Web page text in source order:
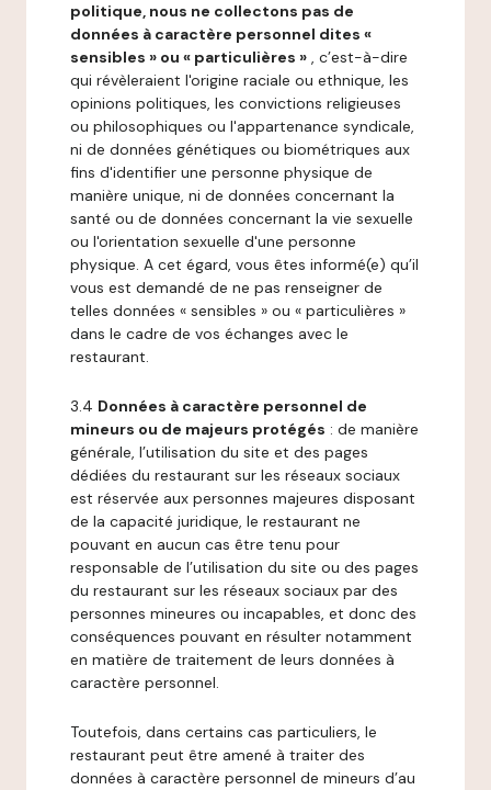
politique, nous ne collectons pas de
données à caractère personnel dites «
sensibles » ou « particulières » , c’est-à-dire
qui révèleraient l'origine raciale ou ethnique, les
opinions politiques, les convictions religieuses
ou philosophiques ou l'appartenance syndicale,
ni de données génétiques ou biométriques aux
fins d'identifier une personne physique de
manière unique, ni de données concernant la
santé ou de données concernant la vie sexuelle
ou l'orientation sexuelle d'une personne
physique. A cet égard, vous êtes informé(e) qu’il
vous est demandé de ne pas renseigner de
telles données « sensibles » ou « particulières »
dans le cadre de vos échanges avec le
restaurant.
3.4 Données à caractère personnel de
mineurs ou de majeurs protégés : de manière
générale, l’utilisation du site et des pages
dédiées du restaurant sur les réseaux sociaux
est réservée aux personnes majeures disposant
de la capacité juridique, le restaurant ne
pouvant en aucun cas être tenu pour
responsable de l’utilisation du site ou des pages
du restaurant sur les réseaux sociaux par des
personnes mineures ou incapables, et donc des
conséquences pouvant en résulter notamment
en matière de traitement de leurs données à
caractère personnel.
Toutefois, dans certains cas particuliers, le
restaurant peut être amené à traiter des
données à caractère personnel de mineurs d’au